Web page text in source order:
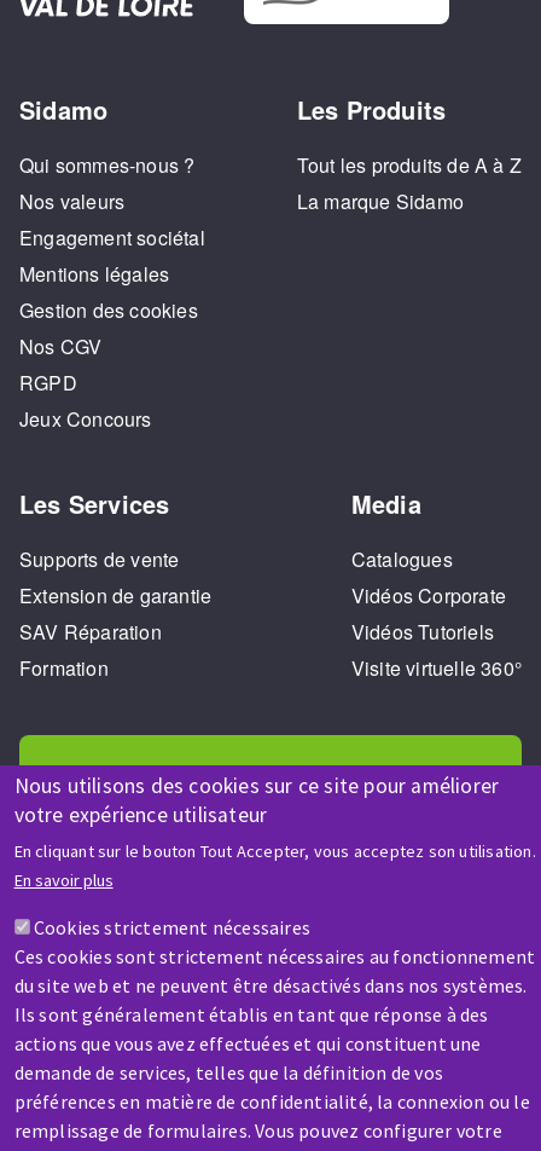
Nous utilisons des cookies sur ce site pour améliorer
votre expérience utilisateur
En cliquant sur le bouton Tout Accepter, vous acceptez son utilisation.
En savoir plus
Cookies strictement nécessaires
Ces cookies sont strictement nécessaires au fonctionnement
du site web et ne peuvent être désactivés dans nos systèmes.
Ils sont généralement établis en tant que réponse à des
actions que vous avez effectuées et qui constituent une
demande de services, telles que la définition de vos
préférences en matière de confidentialité, la connexion ou le
remplissage de formulaires. Vous pouvez configurer votre
Sidamo
Qui sommes-nous ?
Nos valeurs
Engagement sociétal
Mentions légales
Gestion des cookies
Nos CGV
RGPD
Jeux Concours
Les Produits
Tout les produits de A à Z
La marque Sidamo
Les Services
Supports de vente
Extension de garantie
SAV Réparation
Formation
Media
Catalogues
Vidéos Corporate
Vidéos Tutoriels
Visite virtuelle 360°
AIDE & CONTACT
Une question ? Un renseignement ?
Contactez-nous